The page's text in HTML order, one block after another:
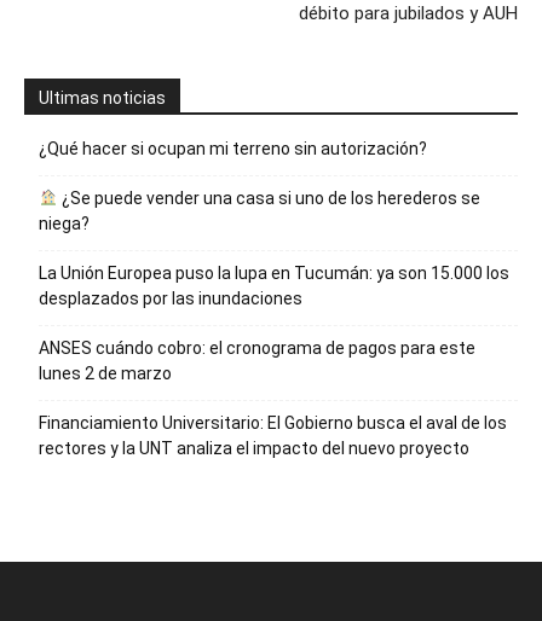
débito para jubilados y AUH
Ultimas noticias
¿Qué hacer si ocupan mi terreno sin autorización?
¿Se puede vender una casa si uno de los herederos se
niega?
La Unión Europea puso la lupa en Tucumán: ya son 15.000 los
desplazados por las inundaciones
ANSES cuándo cobro: el cronograma de pagos para este
lunes 2 de marzo
Financiamiento Universitario: El Gobierno busca el aval de los
rectores y la UNT analiza el impacto del nuevo proyecto